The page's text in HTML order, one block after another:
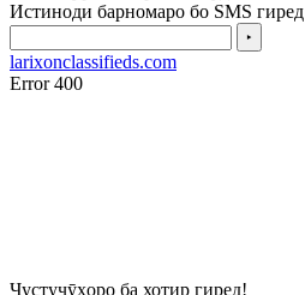
Истиноди барномаро бо SMS гиред
‣
larixonclassifieds.com
Error 400
Ҷустуҷӯҳоро ба хотир гиред!